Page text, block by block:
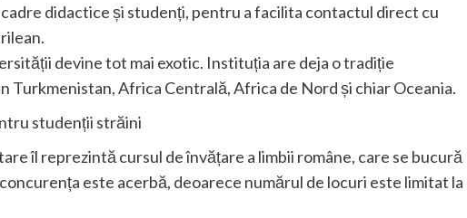
didactice și studenți, pentru a facilita contactul direct cu
devine tot mai exotic. Instituția are deja o tradiție
Turkmenistan, Africa Centrală, Africa de Nord și chiar Oceania.
studenții străini
îl reprezintă cursul de învățare a limbii române, care se bucură
este acerbă, deoarece numărul de locuri este limitat la